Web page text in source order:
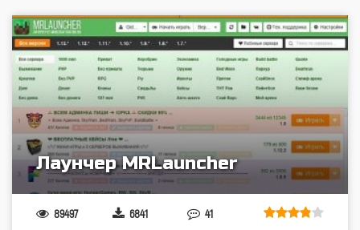
Лаунчер MRLauncher
89497 6841 41